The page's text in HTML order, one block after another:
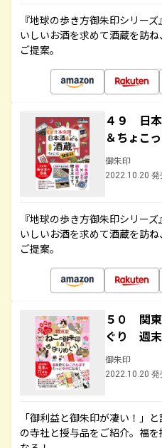
『地球の歩き方御朱印シリー
いしいお酒を求めて酒蔵を訪
ご提案。
４９ 日
＆ちょこ
御朱印
2022.10.20 発
『地球の歩き方御朱印シリー
いしいお酒を求めて酒蔵を訪
ご提案。
５０ 関東
ぐり 週末
御朱印
2022.10.20 発
「御利益と御朱印が凄い！」
の寺社と授与品をご紹介。福